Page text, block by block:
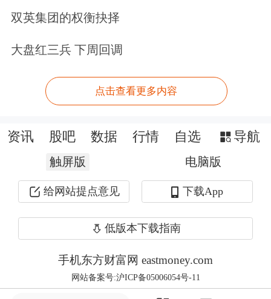
略合作伙伴。Intel于2023年发布Glass-
2026年首次展示EMIB+玻璃芯基板样
品，实现无微裂纹超低翘曲及45μm超
细间距凸点。2026年有望成为玻璃基板
商业化元年，Intel已展示实物样品，
TSMC推进CoPoS试验线，三星电机计
划2027年量产，预计2028年前后行业进
入规模化渗透阶段。
该机构表示，玻璃基板的应用场景正拓
展至CPO光电共封装及6G射频无源集成
领域，国内产业化已取得实质突破。玻
双英集团的权衡抉择
大盘红三兵 下周回调
点击查看更多内容
资讯 股吧 数据 行情 自选 导航
触屏版 电脑版
给网站提点意见 下载App
低版本下载指南
手机东方财富网 eastmoney.com
网站备案号:沪ICP备05006054号-11